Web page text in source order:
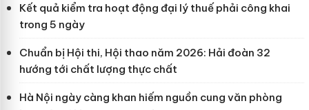
Kết quả kiểm tra hoạt động đại lý thuế phải công khai
trong 5 ngày
Chuẩn bị Hội thi, Hội thao năm 2026: Hải đoàn 32
hướng tới chất lượng thực chất
Hà Nội ngày càng khan hiếm nguồn cung văn phòng